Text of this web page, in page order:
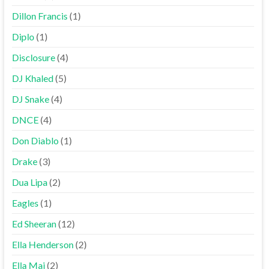
Dillon Francis (1)
Diplo(1)
Disclosure(4)
DJ Khaled(5)
DJ Snake(4)
DNCE(4)
Don Diablo(1)
Drake(3)
Dua Lipa(2)
Eagles (1)
Ed Sheeran(12)
Ella Henderson(2)
Ella Mai(2)